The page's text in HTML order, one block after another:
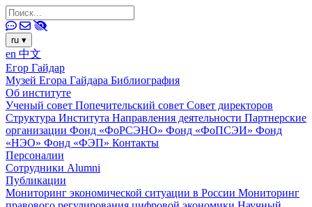
ru ▾
en 中文
Егор Гайдар
Музей Егора Гайдара Библиография
Об институте
Ученый совет Попечительский совет Совет директоров
Структура Института Направления деятельности Партнерские
организации Фонд «ФоРСЭНО» Фонд «ФоПСЭИ» Фонд
«НЭО» Фонд «ФЭП» Контакты
Персоналии
Сотрудники Alumni
Публикации
Мониторинг экономической ситуации в России Мониторинг